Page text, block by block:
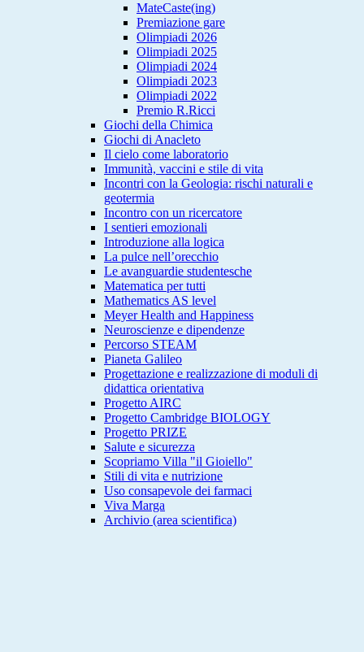
MateCaste(ing)
Premiazione gare
Olimpiadi 2026
Olimpiadi 2025
Olimpiadi 2024
Olimpiadi 2023
Olimpiadi 2022
Premio R.Ricci
Giochi della Chimica
Giochi di Anacleto
Il cielo come laboratorio
Immunità, vaccini e stile di vita
Incontri con la Geologia: rischi naturali e
geotermia
Incontro con un ricercatore
I sentieri emozionali
Introduzione alla logica
La pulce nell’orecchio
Le avanguardie studentesche
Matematica per tutti
Mathematics AS level
Meyer Health and Happiness
Neuroscienze e dipendenze
Percorso STEAM
Pianeta Galileo
Progettazione e realizzazione di moduli di
didattica orientativa
Progetto AIRC
Progetto Cambridge BIOLOGY
Progetto PRIZE
Salute e sicurezza
Scopriamo Villa "il Gioiello"
Stili di vita e nutrizione
Uso consapevole dei farmaci
Viva Marga
Archivio (area scientifica)